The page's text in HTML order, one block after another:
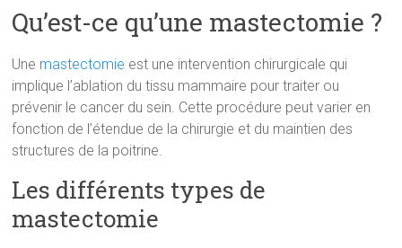
Qu’est-ce qu’une mastectomie ?
Une mastectomie est une intervention chirurgicale qui
implique l’ablation du tissu mammaire pour traiter ou
prévenir le cancer du sein. Cette procédure peut varier en
fonction de l’étendue de la chirurgie et du maintien des
structures de la poitrine.
Les différents types de
mastectomie